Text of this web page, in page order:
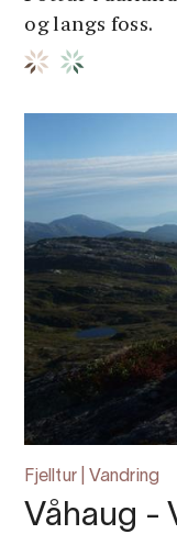
og langs foss.
Fjelltur | Vandring
Våhaug -